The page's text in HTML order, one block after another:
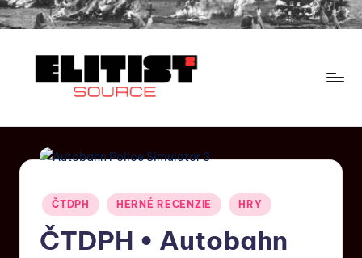
ČTDPH HERNÉ RECENZIE HRY
ČTDPH • Autobahn